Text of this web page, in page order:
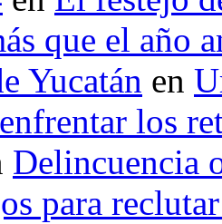
que el año
Yucatán en
los
Delincuencia
para